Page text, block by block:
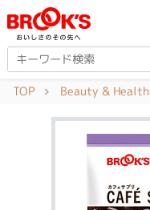
TOP Beauty & Health